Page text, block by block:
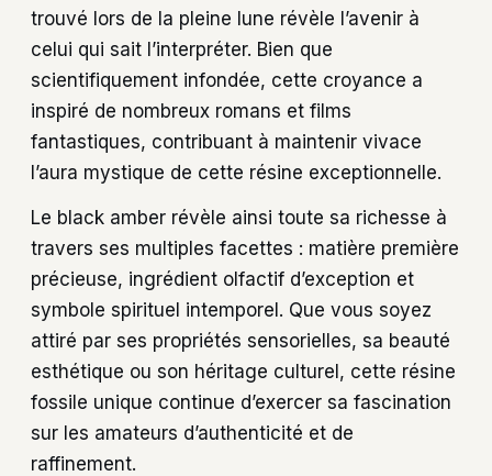
trouvé lors de la pleine lune révèle l’avenir à
celui qui sait l’interpréter. Bien que
scientifiquement infondée, cette croyance a
inspiré de nombreux romans et films
fantastiques, contribuant à maintenir vivace
l’aura mystique de cette résine exceptionnelle.
Le black amber révèle ainsi toute sa richesse à
travers ses multiples facettes : matière première
précieuse, ingrédient olfactif d’exception et
symbole spirituel intemporel. Que vous soyez
attiré par ses propriétés sensorielles, sa beauté
esthétique ou son héritage culturel, cette résine
fossile unique continue d’exercer sa fascination
sur les amateurs d’authenticité et de
raffinement.